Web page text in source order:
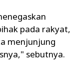
pada rakyat,
menjunjung
sebutnya.